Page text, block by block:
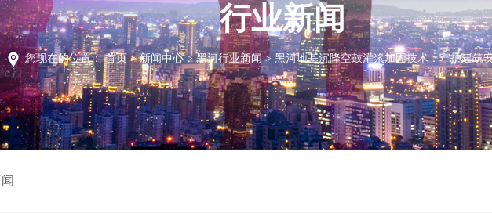
行业新闻
您现在的位置：首页>新闻中心>黑河行业新闻> 黑河地基沉降空鼓灌浆加固技术：守护建筑